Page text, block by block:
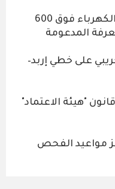
خبير طاقة : ارتفاع استهلاك الكهرباء فوق 600
المدعومة
على خطي إربد–
"هيئة الاعتماد"
مواعيد الفحص